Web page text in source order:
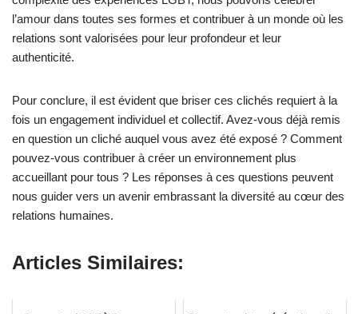
l’amour dans toutes ses formes et contribuer à un monde où les
relations sont valorisées pour leur profondeur et leur
authenticité.
Pour conclure, il est évident que briser ces clichés requiert à la
fois un engagement individuel et collectif. Avez-vous déjà remis
en question un cliché auquel vous avez été exposé ? Comment
pouvez-vous contribuer à créer un environnement plus
accueillant pour tous ? Les réponses à ces questions peuvent
nous guider vers un avenir embrassant la diversité au cœur des
relations humaines.
Articles Similaires: